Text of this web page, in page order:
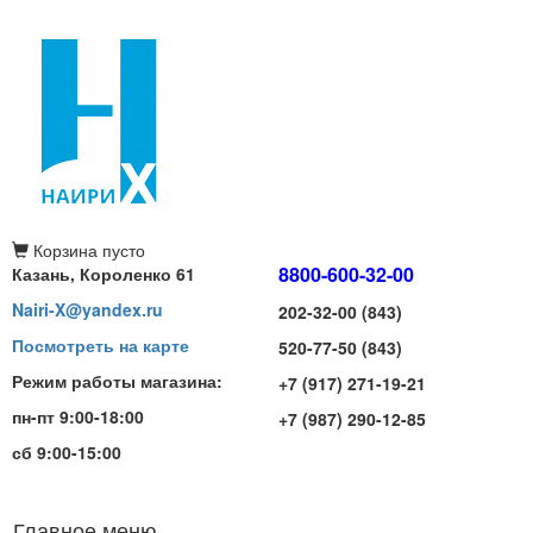
Корзина пусто
Казань, Короленко 61
Nairi-X@yandex.ru
Посмотреть на карте
Режим работы магазина:
пн-пт 9:00-18:00
сб 9:00-15:00
8800-600-32-00
202-32-00 (843)
520-77-50 (843)
+7 (917) 271-19-21
+7 (987) 290-12-85